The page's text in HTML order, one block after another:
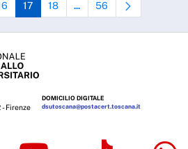
intermedie Use TAB to navigate.
PaginaPagina
17 Pagina
18 ...Pagine intermedie Use
Pagina
56
Firenze
DOMICILIO DIGITALE
dsutoscana@postacert.toscana.it